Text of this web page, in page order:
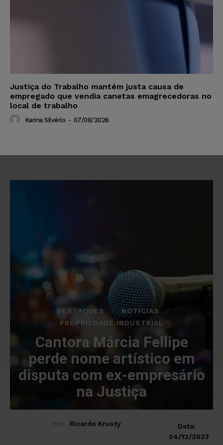
Justiça do Trabalho mantém justa causa de
empregado que vendia canetas emagrecedoras no
local de trabalho
Karina Silvério - 07/08/2026